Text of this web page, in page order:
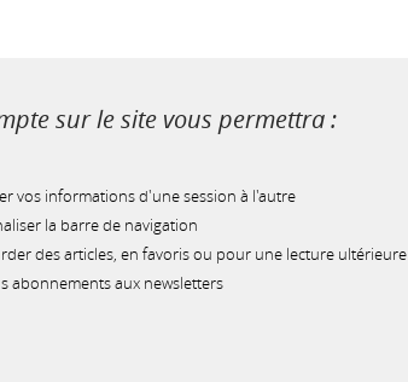
sur le site vous permettra :
vos informations d'une session à l'autre
la barre de navigation
des articles, en favoris ou pour une lecture ultérieure
abonnements aux newsletters